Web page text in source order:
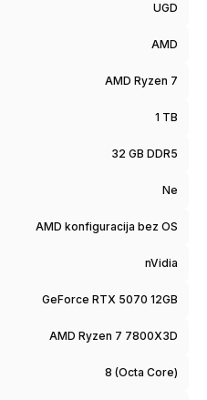
UGD
AMD
AMD Ryzen 7
1 TB
32 GB DDR5
Ne
AMD konfiguracija bez OS
nVidia
GeForce RTX 5070 12GB
AMD Ryzen 7 7800X3D
8 (Octa Core)